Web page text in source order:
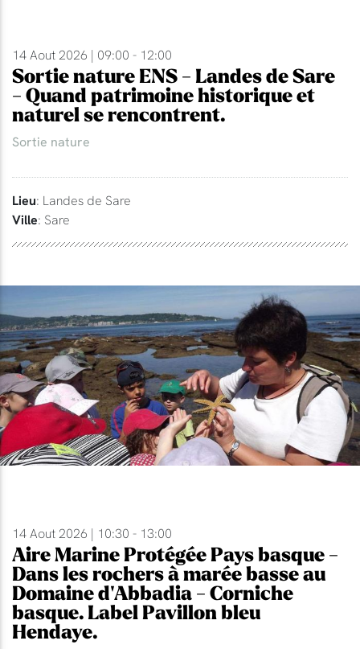
14 Aout 2026 | 09:00 - 12:00
Sortie nature ENS - Landes de Sare
- Quand patrimoine historique et
naturel se rencontrent.
Sortie nature
Lieu: Landes de Sare
Ville: Sare
14 Aout 2026 | 10:30 - 13:00
Aire Marine Protégée Pays basque -
Dans les rochers à marée basse au
Domaine d'Abbadia - Corniche
basque. Label Pavillon bleu
Hendaye.